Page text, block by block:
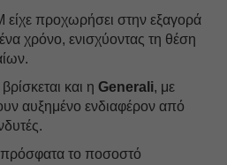
προχωρήσει στην εξαγορά
χρόνο, ενισχύοντας τη θέση
και η Generali, με
αυξημένο ενδιαφέρον από
πρόσφατα το ποσοστό